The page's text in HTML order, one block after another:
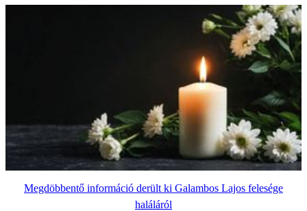
Megdöbbentő információ derült ki Galambos Lajos felesége
haláláról